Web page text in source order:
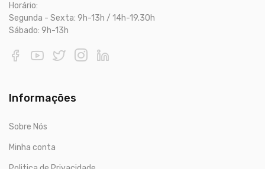
Horário:
Segunda - Sexta: 9h-13h / 14h-19.30h
Sábado: 9h-13h
Informações
Sobre Nós
Minha conta